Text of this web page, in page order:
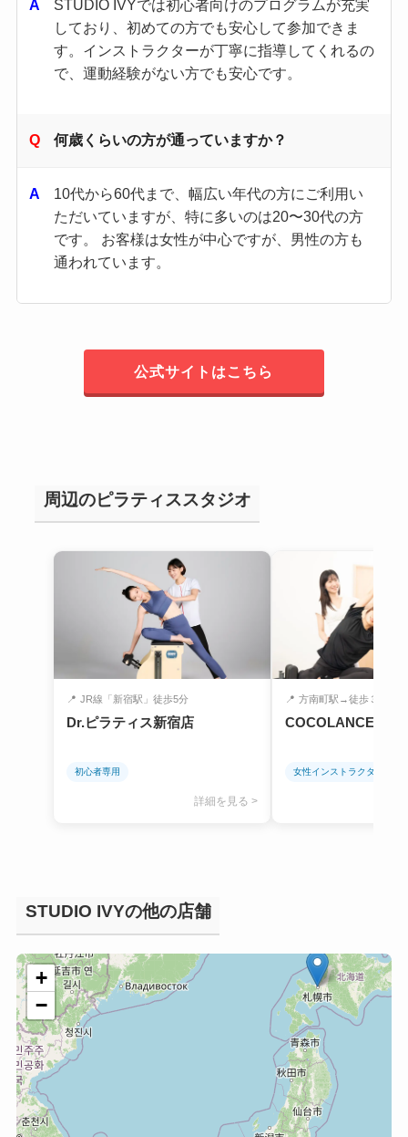
STUDIO IVYでは初心者向けのプログラムが充実
しており、初めての方でも安心して参加できま
す。​インストラクターが丁寧に指導してくれるの
で、運動経験がない方でも安心です。​
何歳くらいの方が通っていますか？
10代から60代まで、幅広い年代の方にご利用い
ただいていますが、特に多いのは20〜30代の方
です。 お客様は女性が中心ですが、男性の方も
通われています。
公式サイトはこちら
周辺のピラティススタジオ
📍 JR線「新宿駅」徒歩5分
Dr.ピラティス新宿店
初心者専用
詳細を見る >
📍 方南町駅→徒歩３分
COCOLANCE 方南
女性インストラクターのみ
STUDIO IVYの他の店舗
+
−